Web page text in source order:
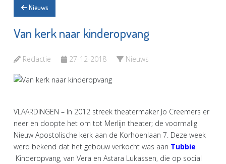
Nieuws
Van kerk naar kinderopvang
Redactie 27-12-2018 Nieuws
VLAARDINGEN – In 2012 streek theatermaker Jo Creemers er
neer en doopte het om tot Merlijn theater; de voormalig
Nieuw Apostolische kerk aan de Korhoenlaan 7. Deze week
werd bekend dat het gebouw verkocht was aan Tubbie
Kinderopvang, van Vera en Astara Lukassen, die op social